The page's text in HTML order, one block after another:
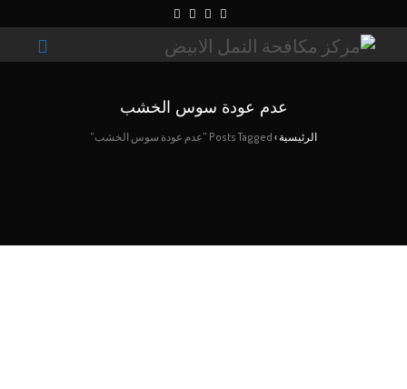
عدم عودة سوس الخشب
الرئيسية› Posts Tagged "عدم عودة سوس الخشب"